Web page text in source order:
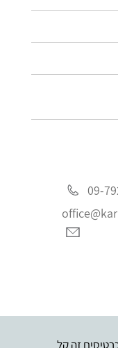
09-
זה קל